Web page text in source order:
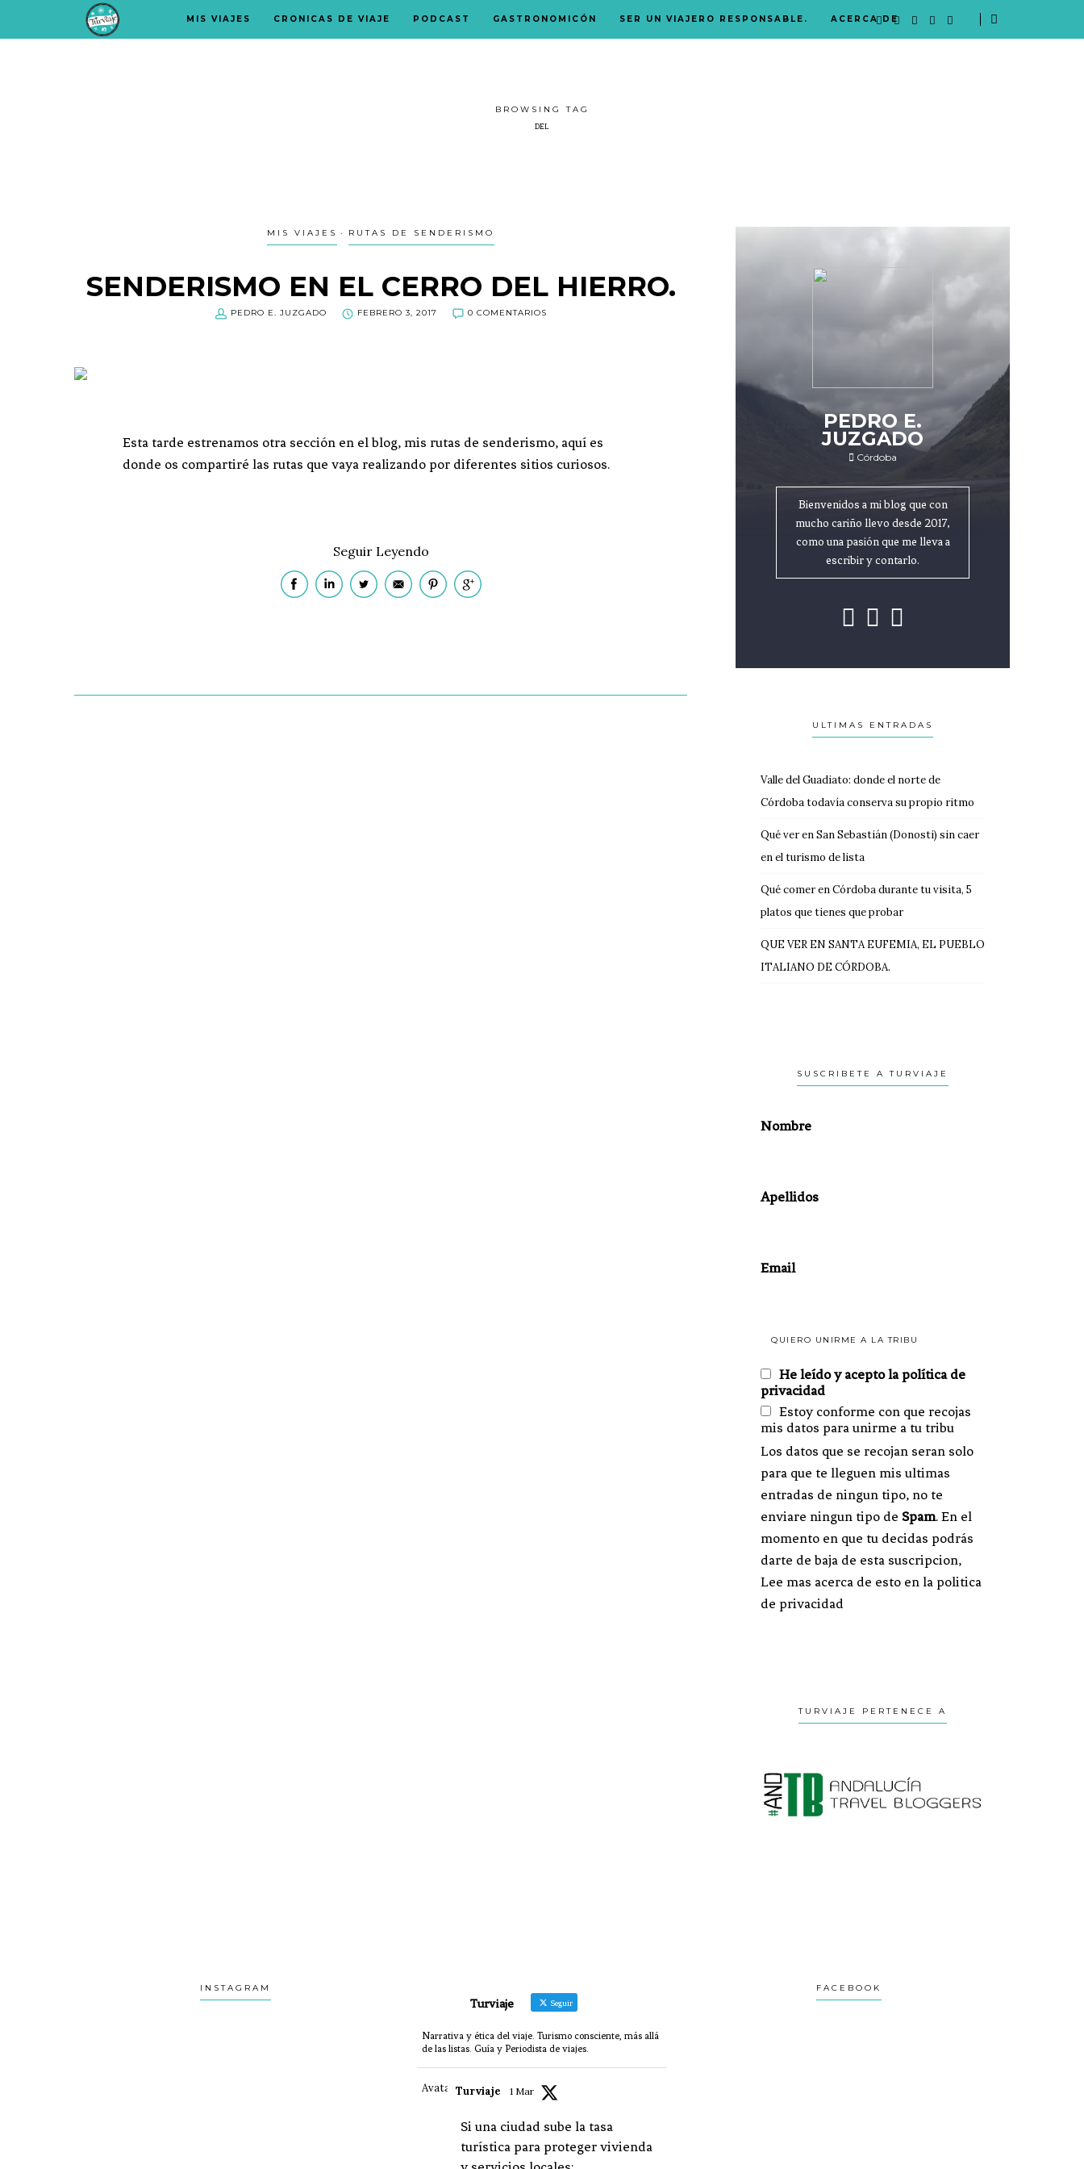
MIS VIAJES CRONICAS DE VIAJE PODCAST GASTRONOMICÓN SER UN VIAJERO RESPONSABLE. ACERCA DE
BROWSING TAG
DEL
MIS VIAJES RUTAS DE SENDERISMO
SENDERISMO EN EL CERRO DEL HIERRO.
PEDRO E. JUZGADO FEBRERO 3, 2017 0 COMENTARIOS
Esta tarde estrenamos otra sección en el blog, mis rutas de senderismo, aquí es
donde os compartiré las rutas que vaya realizando por diferentes sitios curiosos.
Seguir Leyendo
PEDRO E.
JUZGADO
Córdoba
Bienvenidos a mi blog que con
mucho cariño llevo desde 2017,
como una pasión que me lleva a
escribir y contarlo.
ULTIMAS ENTRADAS
Valle del Guadiato: donde el norte de
Córdoba todavía conserva su propio ritmo
Qué ver en San Sebastián (Donosti) sin caer
en el turismo de lista
Qué comer en Córdoba durante tu visita, 5
platos que tienes que probar
QUE VER EN SANTA EUFEMIA, EL PUEBLO
ITALIANO DE CÓRDOBA.
SUSCRIBETE A TURVIAJE
Nombre
Apellidos
Email
He leído y acepto la política de
privacidad
Estoy conforme con que recojas
mis datos para unirme a tu tribu
Los datos que se recojan seran solo
para que te lleguen mis ultimas
entradas de ningun tipo, no te
enviare ningun tipo de Spam. En el
momento en que tu decidas podrás
darte de baja de esta suscripcion,
Lee mas acerca de esto en la politica
de privacidad
TURVIAJE PERTENECE A
INSTAGRAM
Turviaje Seguir
Narrativa y ética del viaje. Turismo consciente, más allá
de las listas. Guía y Periodista de viajes.
Avatar Turviaje 1 Mar
Si una ciudad sube la tasa
turística para proteger vivienda
FACEBOOK